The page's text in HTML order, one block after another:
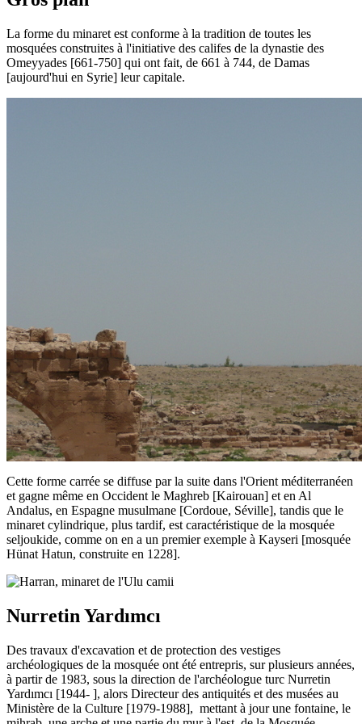
La forme du minaret est conforme à la tradition de toutes les
mosquées construites à l'initiative des califes de la dynastie des
Omeyyades [661-750] qui ont fait, de 661 à 744, de Damas
[aujourd'hui en Syrie] leur capitale.
Cette forme carrée se diffuse par la suite dans l'Orient méditerranéen
et gagne même en Occident le Maghreb [Kairouan] et en Al
Andalus, en Espagne musulmane [Cordoue, Séville], tandis que le
minaret cylindrique, plus tardif, est caractéristique de la mosquée
seljoukide, comme on en a un premier exemple à Kayseri [mosquée
Hünat Hatun, construite en 1228].
Nurretin Yardımcı
Des travaux d'excavation et de protection des vestiges
archéologiques de la mosquée ont été entrepris, sur plusieurs années,
à partir de 1983, sous la direction de l'archéologue turc Nurretin
Yardımcı [1944- ], alors Directeur des antiquités et des musées au
Ministère de la Culture [1979-1988], mettant à jour une fontaine, le